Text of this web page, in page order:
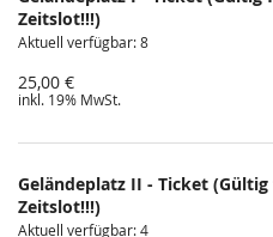
Zeitslot!!!)
Aktuell verfügbar: 8
25,00 €
inkl. 19% MwSt.
Geländeplatz II - Ticket
Zeitslot!!!)
Aktuell verfügbar: 4